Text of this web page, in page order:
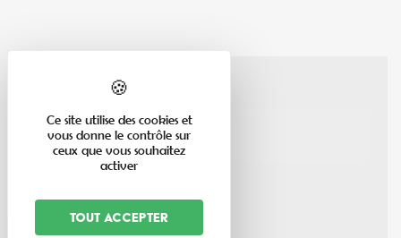
rue Muhlmatten
67220
Albe
03 88 57 10 29
albe.fr
Ce site utilise des cookies et
vous donne le contrôle sur
ceux que vous souhaitez
activer
Tout accepter